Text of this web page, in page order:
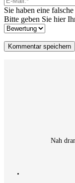
Sie haben eine
Bitte geben Sie hier
Nah